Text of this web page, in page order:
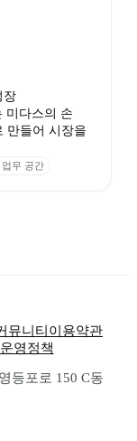
장
미다스의 손
만들어 시장을
업무 공간
뮤니티 이용약관
영정책
등포로 150 C동